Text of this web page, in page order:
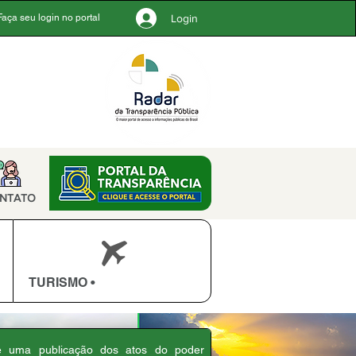
seu login no portal Login
TURISMO •
publicação dos atos do poder